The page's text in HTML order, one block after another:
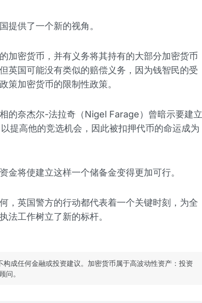
提供了一个新的视角。
加密货币，并有义务将其持有的大部分加密货币
英国可能没有类似的赔偿义务，因为钱智民的受
策加密货币的限制性政策。
的奈杰尔-法拉奇（Nigel Farage）曾暗示要建立
提高他的竞选机会，因此被扣押代币的命运成为
金将使建立这样一个储备金变得更加可行。
，英国警方的行动都代表着一个关键时刻，为全
法工作树立了新的标杆。
构成任何金融或投资建议。加密货币属于高波动性资产：投资
问。